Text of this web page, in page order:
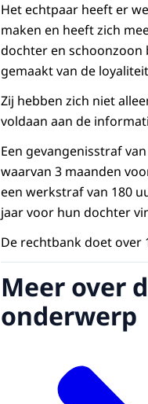
Het echtpaar heeft er
maken en heeft zich
dochter en
gemaakt van de
Zij hebben zich niet
voldaan aan de
Een gevangenisstraf
waarvan 3 maanden
een werkstraf van 180
jaar voor hun dochter
De rechtbank doet over
Meer over
onderwerp